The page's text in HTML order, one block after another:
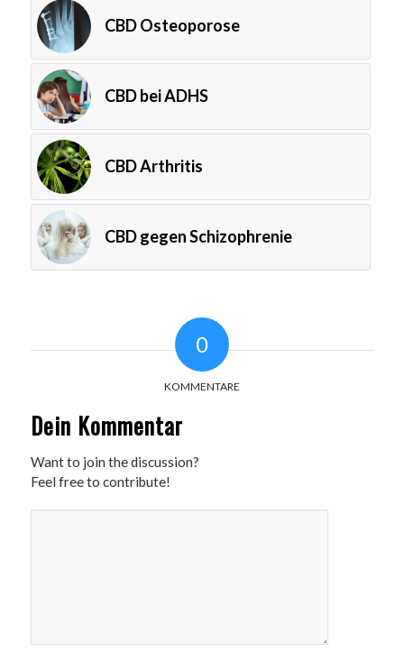
CBD Osteoporose
CBD bei ADHS
CBD Arthritis
CBD gegen Schizophrenie
0
KOMMENTARE
Dein Kommentar
Want to join the discussion?
Feel free to contribute!